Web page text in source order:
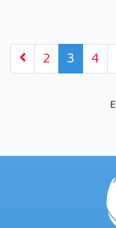
2 3 4